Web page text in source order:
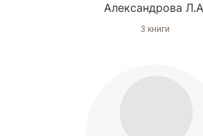
Александрова
3 книги